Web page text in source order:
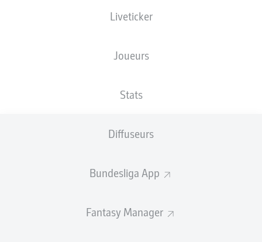
Liveticker
Joueurs
Stats
Diffuseurs
Bundesliga App
Fantasy Manager
Les compositions seront annoncées